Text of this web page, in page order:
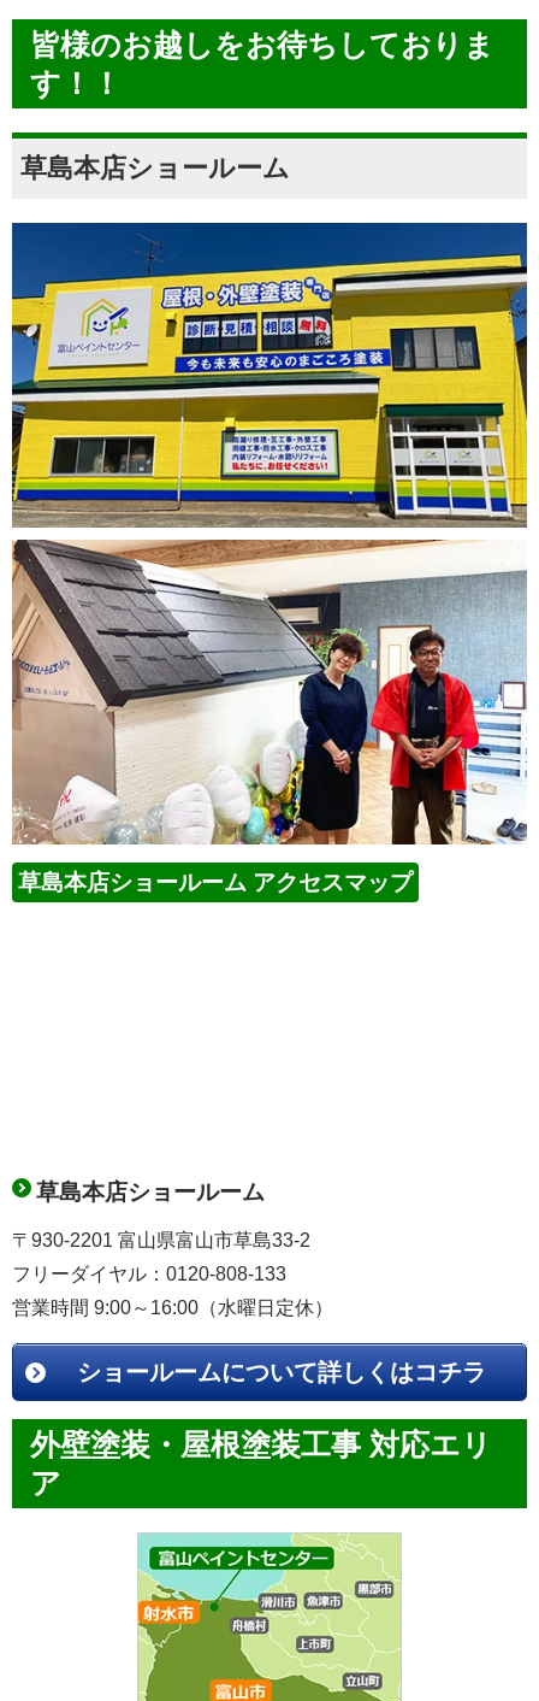
皆様のお越しをお待ちしておりま
す！！
草島本店ショールーム
草島本店ショールーム アクセスマップ
草島本店ショールーム
〒930-2201 富山県富山市草島33-2
フリーダイヤル：0120-808-133
営業時間 9:00～16:00（水曜日定休）
ショールームについて詳しくはコチラ
外壁塗装・屋根塗装工事 対応エリ
ア